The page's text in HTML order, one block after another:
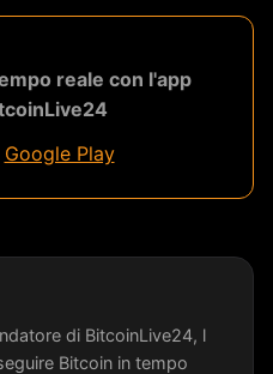
reale con l'app
Google Play
di BitcoinLive24, l
Bitcoin in tempo